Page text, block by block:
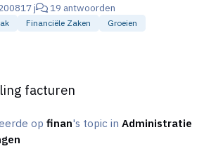
Momenteel heb ik hier 1
maar dit worden er op korte termijn
wil mij een
en fiscaalvriendelijk als
een auto via mijn eenmanszaak
en deze daarna door ga factureren
17 j 19 antwoorden
Financiële Zaken
Groeien
facturen
opfinan's topic inAdministratie